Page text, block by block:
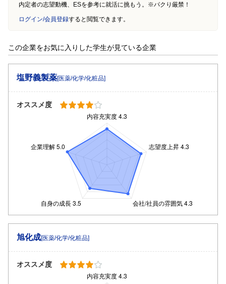
内定者の志望動機、ESを参考に就活に挑もう。※パクり厳禁！
ログイン/会員登録すると閲覧できます。
この企業をお気に入りした学生が見ている企業
塩野義製薬[医薬/化学/化粧品]
オススメ度
旭化成[医薬/化学/化粧品]
オススメ度